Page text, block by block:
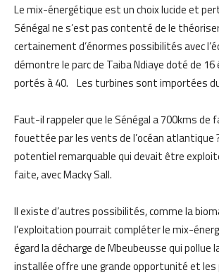
Le mix-énergétique est un choix lucide et
Sénégal ne s’est pas contenté de le
certainement d’énormes possibilités avec
démontre le parc de Taiba Ndiaye doté de
portés à 40. Les turbines sont importées
Faut-il rappeler que le Sénégal a 700kms de
fouettée par les vents de l’océan atlantique
potentiel remarquable qui devait être
faite, avec Macky Sall.
Il existe d’autres possibilités, comme la
l’exploitation pourrait compléter le mix-
égard la décharge de Mbeubeusse qui pollue
installée offre une grande opportunité et les